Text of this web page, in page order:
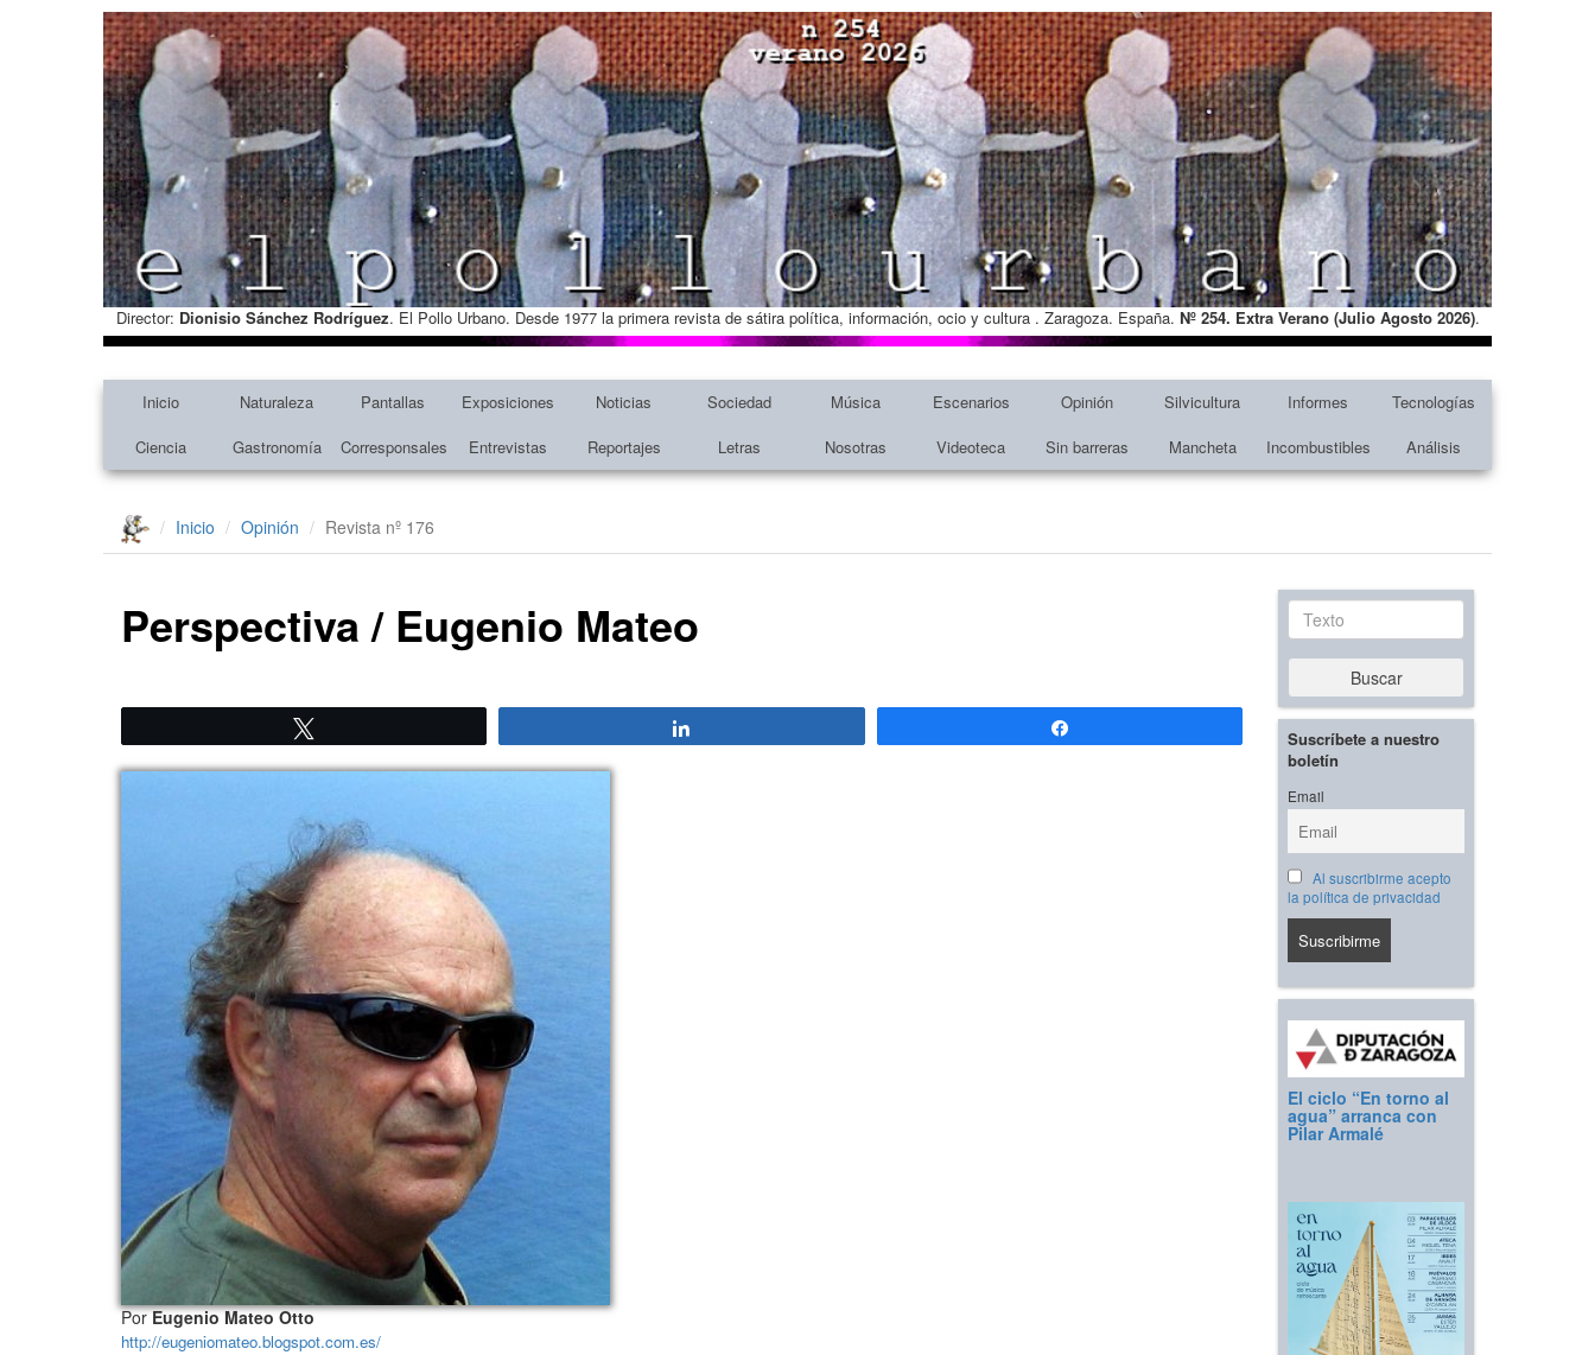
Director: Dionisio Sánchez Rodríguez. El Pollo Urbano. Desde 1977 la primera revista de sátira política, información, ocio y cultura . Zaragoza. España. Nº 254. Extra Verano (Julio Agosto 2026).
Inicio Naturaleza Pantallas Exposiciones Noticias Sociedad Música Escenarios Opinión Silvicultura Informes
Tecnologías
Ciencia
Gastronomía Corresponsales Entrevistas Reportajes Letras Nosotras Videoteca Sin barreras Mancheta Incombustibles Análisis
Inicio Opinión Revista nº 176
Perspectiva / Eugenio Mateo
PorEugenio Mateo Otto
http://eugeniomateo.blogspot.com.es/
Texto
Buscar
Suscríbete a nuestro
boletín
Email
Al suscribirme acepto
la política de privacidad
El ciclo “En torno al
agua” arranca con
Pilar Armalé